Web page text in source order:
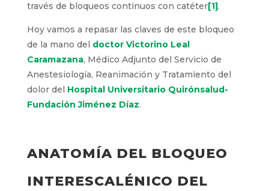
través de bloqueos continuos con catéter[1].
Hoy vamos a repasar las claves de este bloqueo
de la mano del doctor Victorino Leal
Caramazana, Médico Adjunto del Servicio de
Anestesiología, Reanimación y Tratamiento del
dolor del Hospital Universitario Quirónsalud-
Fundación Jiménez Díaz.
ANATOMÍA DEL BLOQUEO
INTERESCALÉNICO DEL